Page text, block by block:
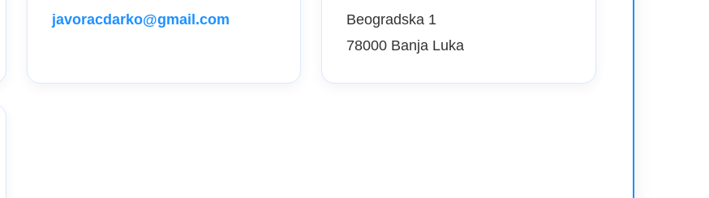
javoracdarko@gmail.com
Beogradska 1
78000 Banja Luka